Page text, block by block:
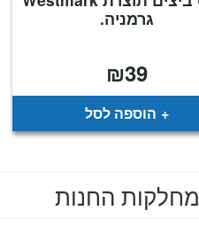
גרמניה.
₪39
הוספה לסל
מחלקות החנות